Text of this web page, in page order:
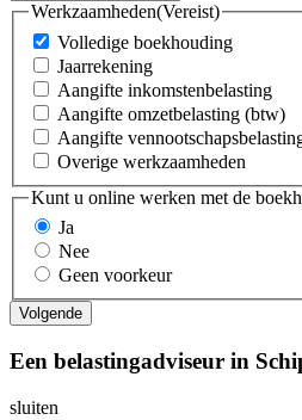
Werkzaamheden(Vereist)
Volledige boekhouding
Jaarrekening
Aangifte inkomstenbelasting
Aangifte omzetbelasting (btw)
Aangifte
Overige werkzaamheden
Kunt u online werken met de
Ja
Nee
Geen voorkeur
Een belastingadviseur in
sluiten